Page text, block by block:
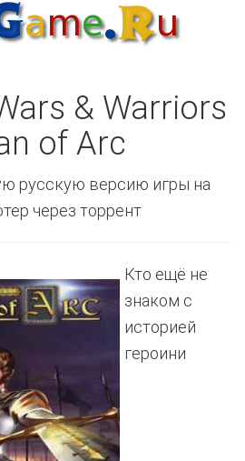
& Warriors
of Arc
русскую версию игры на
через торрент
Кто ещё не
знаком с
историей
героини